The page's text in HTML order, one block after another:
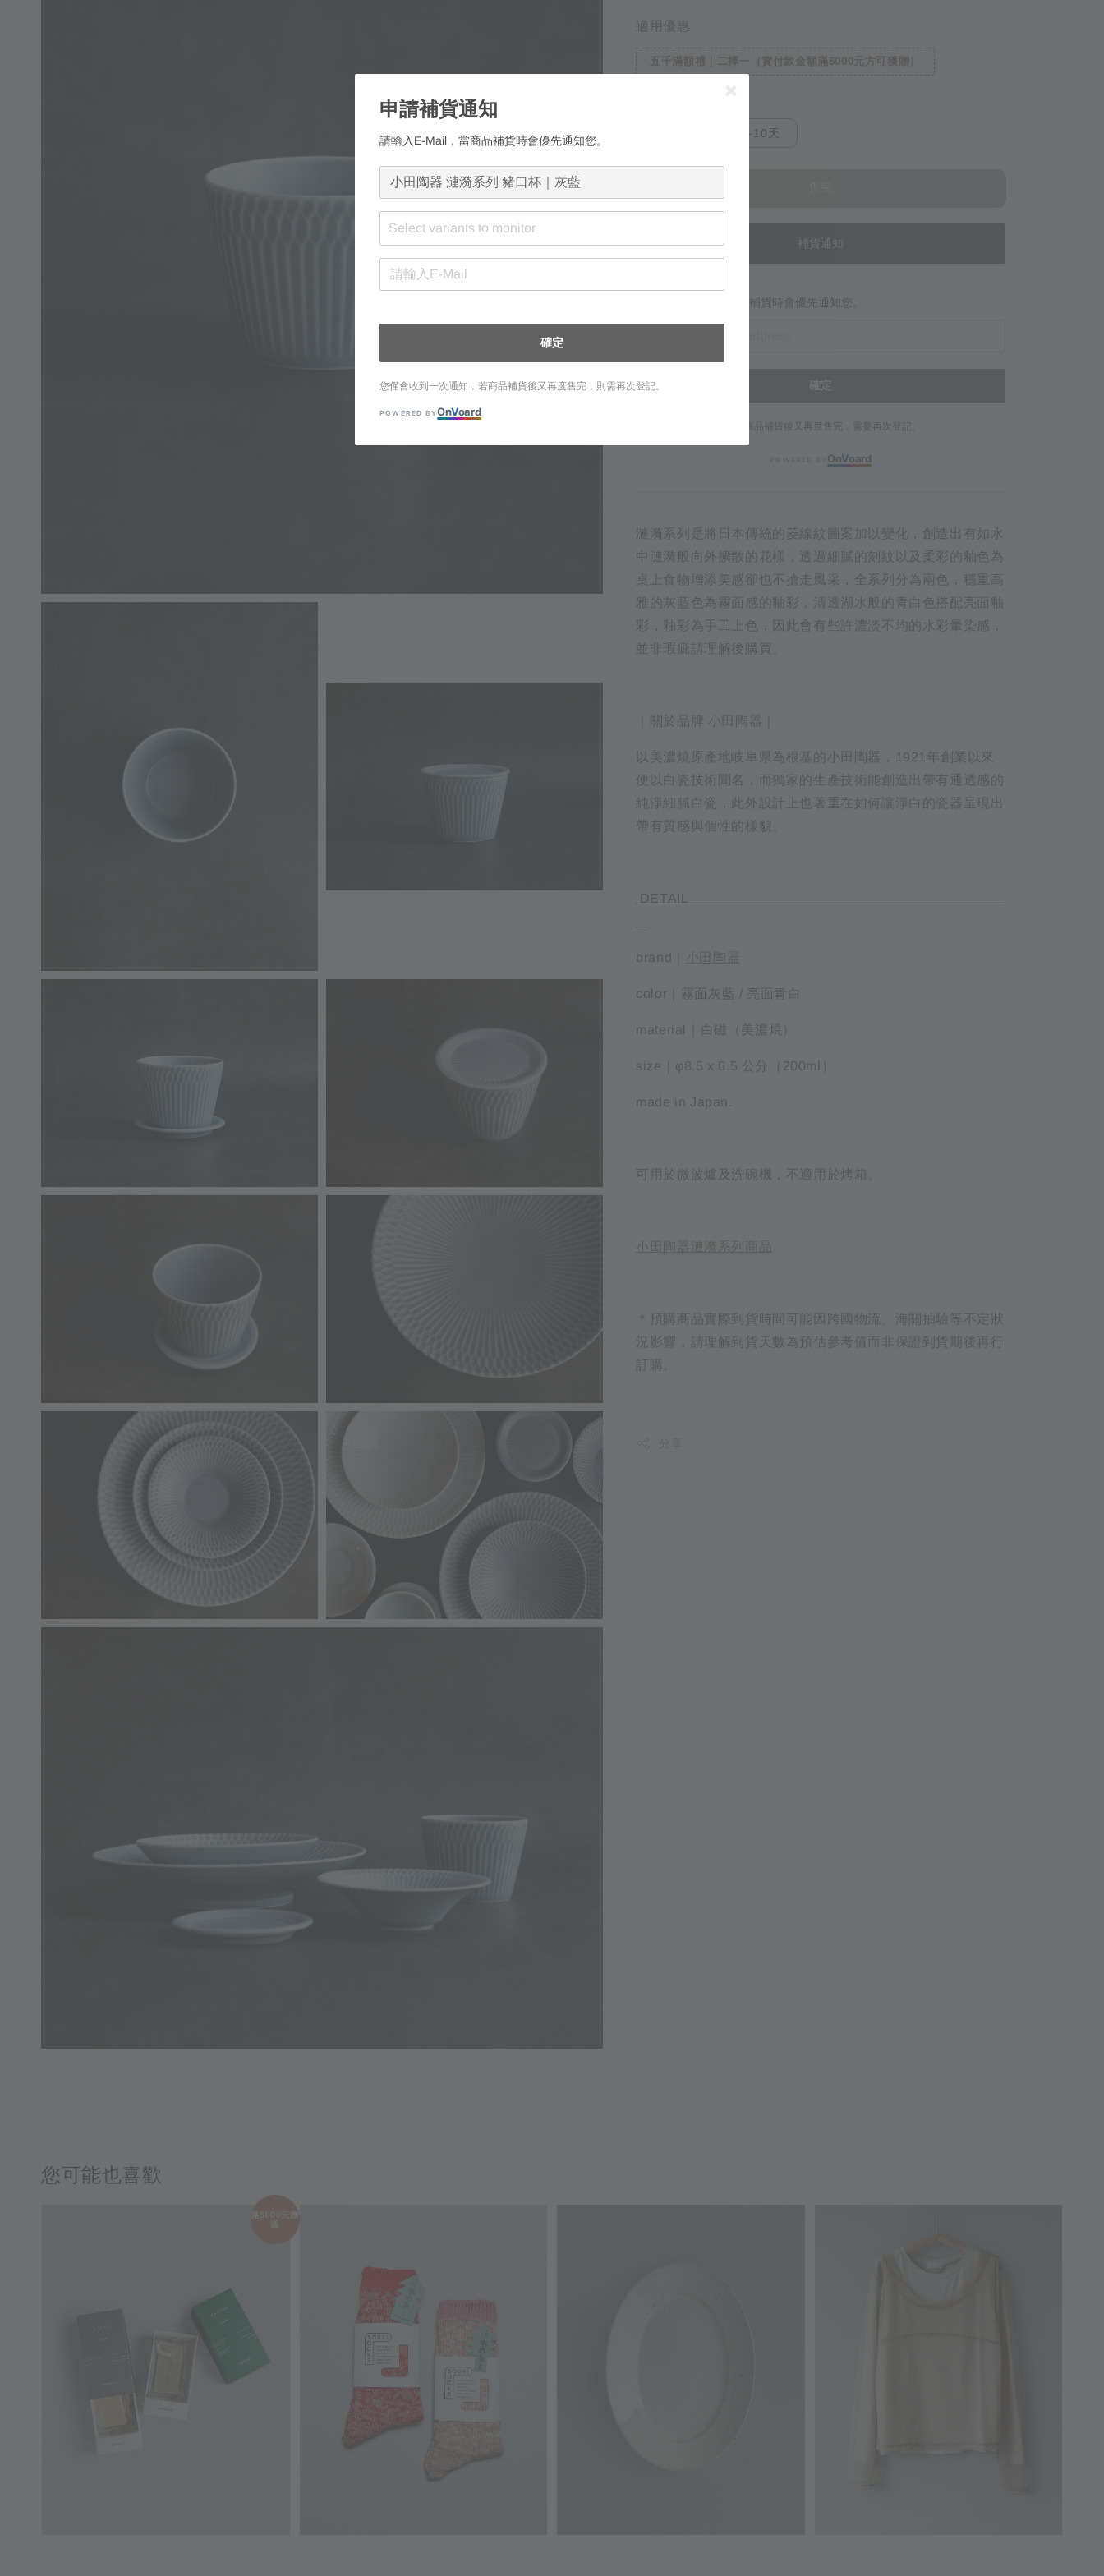
適用優惠
預購7-10天
補貨通知
請輸入E-Mail，當商品補貨時會優先通知您。
您僅會收到一次通知，若商品補貨後又再度售完，需要再次登記。
OnVoard
漣漪系列是將日本傳統的菱線紋圖案加以變化，創造出有如水
中漣漪般向外擴散的花樣，透過細膩的刻紋以及柔彩的釉色為
桌上食物增添美感卻也不搶走風采，全系列分為兩色，穩重高
雅的灰藍色為霧面感的釉彩，清透湖水般的青白色搭配亮面釉
彩，釉彩為手工上色，因此會有些許濃淡不均的水彩暈染感，
並非瑕疵請理解後購買。
｜關於品牌 小田陶器｜
以美濃燒原產地岐阜県為根基的小田陶器，1921年創業以來
便以白瓷技術聞名，而獨家的生產技術能創造出帶有通透感的
純淨細膩白瓷，此外設計上也著重在如何讓淨白的瓷器呈現出
帶有質感與個性的樣貌。
DETAIL
brand｜
color｜霧面灰藍 / 亮面青白
material｜白磁（美濃焼）
size｜φ8.5 x 6.5 公分（200ml）
made in Japan.
可用於微波爐及洗碗機，不適用於烤箱。
＊預購商品實際到貨時間可能因跨國物流、海關抽驗等不定狀
況影響，請理解到貨天數為預估參考值而非保證到貨期後再行
訂購。
您可能也喜歡
滿5000元贈
申請補貨通知
請輸入E-Mail，當商品補貨時會優先通知您。
Select variants to monitor
確定
您僅會收到一次通知，若商品補貨後又再度售完，則需再次登記。
POWERED BYOnVoard